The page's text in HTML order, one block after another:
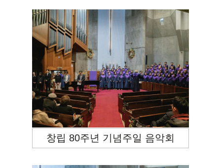
창립 80주년 기념주일 음악회